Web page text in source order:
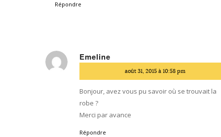
Répondre
Emeline
août 31, 2015 à 10:58 pm
Bonjour, avez vous pu savoir où se trouvait la
robe ?
Merci par avance
Répondre